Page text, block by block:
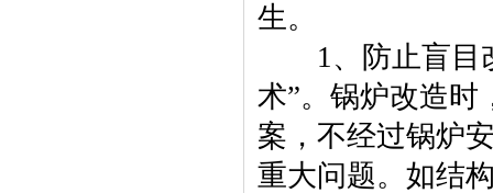
生。
1、防止盲目改
术”。锅炉改造时
案，不经过锅炉
重大问题。如结